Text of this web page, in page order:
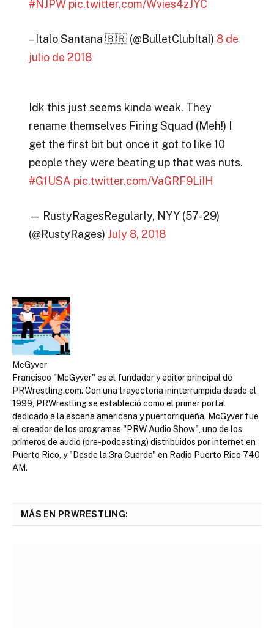
#NJPW pic.twitter.com/Wvies4zJYC
– Italo Santana 🇧🇷 (@BulletClubItal) 8 de
julio de 2018
Idk this just seems kinda weak. They
rename themselves Firing Squad (Meh!) I
get the first bit but once it got to like 10
people they were beating up that was nuts.
#G1USA pic.twitter.com/VaGRF9LiIH
— RustyRagesRegularly, NYY (57-29)
(@RustyRages) July 8, 2018
McGyver
Francisco "McGyver" es el fundador y editor principal de
PRWrestling.com. Con una trayectoria ininterrumpida desde el
1999, PRWrestling se estableció como el primer portal
dedicado a la escena americana y puertorriqueña. McGyver fue
el creador de los programas "PRW Audio Show", uno de los
primeros de audio (pre-podcasting) distribuidos por internet en
Puerto Rico, y "Desde la 3ra Cuerda" en Radio Puerto Rico 740
AM.
MÁS EN PRWRESTLING: